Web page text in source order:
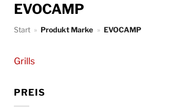
EVOCAMP
Start » Produkt Marke » EVOCAMP
Grills
PREIS